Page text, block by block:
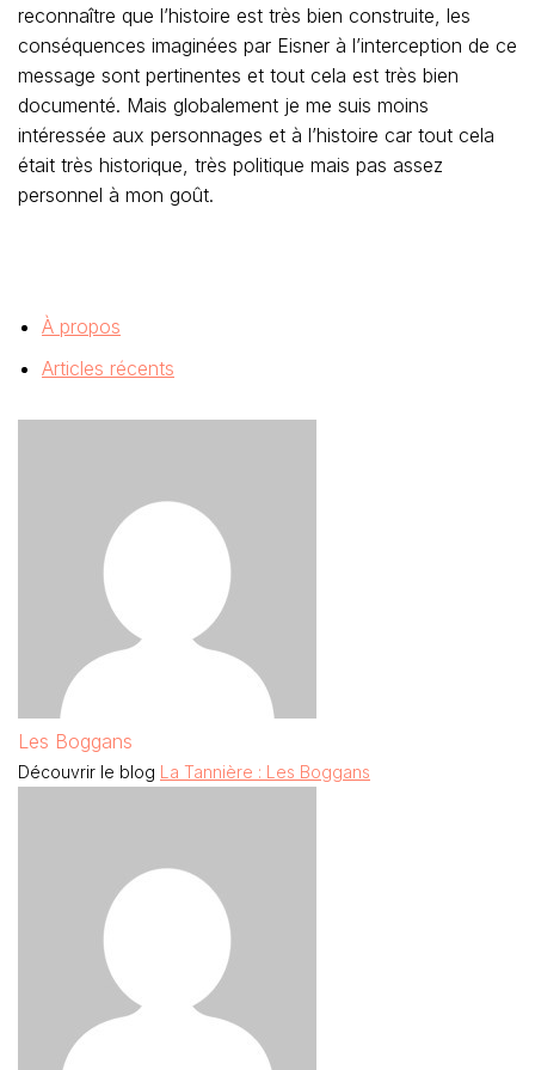
reconnaître que l’histoire est très bien construite, les
conséquences imaginées par Eisner à l’interception de ce
message sont pertinentes et tout cela est très bien
documenté. Mais globalement je me suis moins
intéressée aux personnages et à l’histoire car tout cela
était très historique, très politique mais pas assez
personnel à mon goût.
À propos
Articles récents
Les Boggans
Découvrir le blog La Tannière : Les Boggans